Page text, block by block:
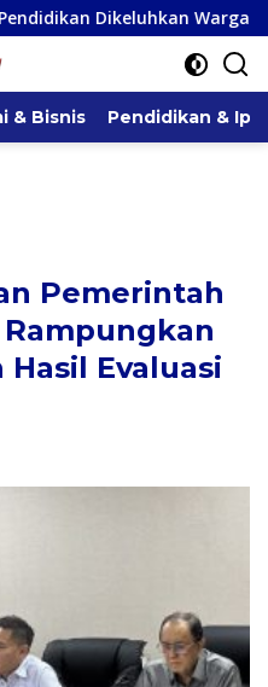
Warga Serap
& Bisnis Pendidikan &
Pemerintah
Evaluasi